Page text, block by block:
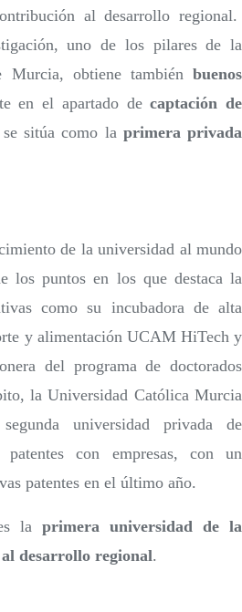
al desarrollo regional.
uno de los pilares de la
Murcia, obtiene también buenos
en el apartado decaptación de
sitúa como la primera privada
de la universidad al mundo
los puntos en los que destaca la
como su incubadora de alta
y alimentación UCAM HiTech y
del programa de doctorados
la Universidad Católica Murcia
universidad privada de
con empresas, con un
patentes en el último año.
la primera universidad de la
desarrollo regional.